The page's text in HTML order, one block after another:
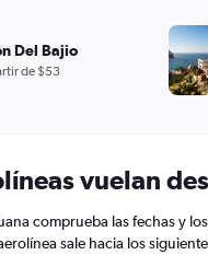
vuelan
comprueba las fechas y
sale hacia los
Del Bajio
de $53